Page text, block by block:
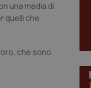
una media di
quelli che
che sono